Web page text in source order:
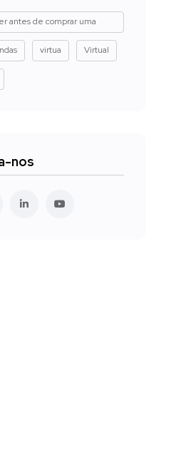
antes de comprar uma
virtua Virtual
nos